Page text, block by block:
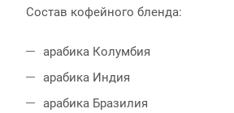
Состав кофейного бленда:
арабика Колумбия
арабика Индия
арабика Бразилия